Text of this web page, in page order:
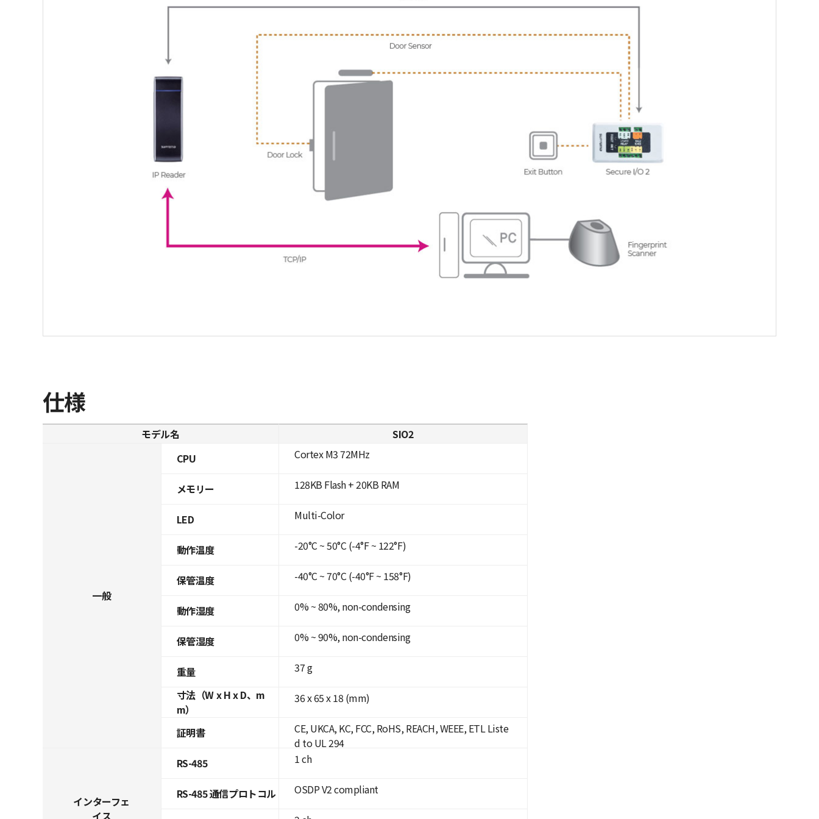
仕様
モデル名
一般
CPU
メモリー
LED
動作温度
保管温度
動作湿度
保管湿度
重量
寸法（W x H x D、m
m）
証明書
インターフェ
RS-485
RS-485 通信プロトコル
SIO2
Cortex M3 72MHz
128KB Flash + 20KB RAM
Multi-Color
-20°C ~ 50°C (-4°F ~ 122°F)
-40°C ~ 70°C (-40°F ~ 158°F)
0% ~ 80%, non-condensing
0% ~ 90%, non-condensing
37 g
36 x 65 x 18 (mm)
CE, UKCA, KC, FCC, RoHS, REACH, WEEE, ETL Liste
d to UL 294
1 ch
OSDP V2 compliant